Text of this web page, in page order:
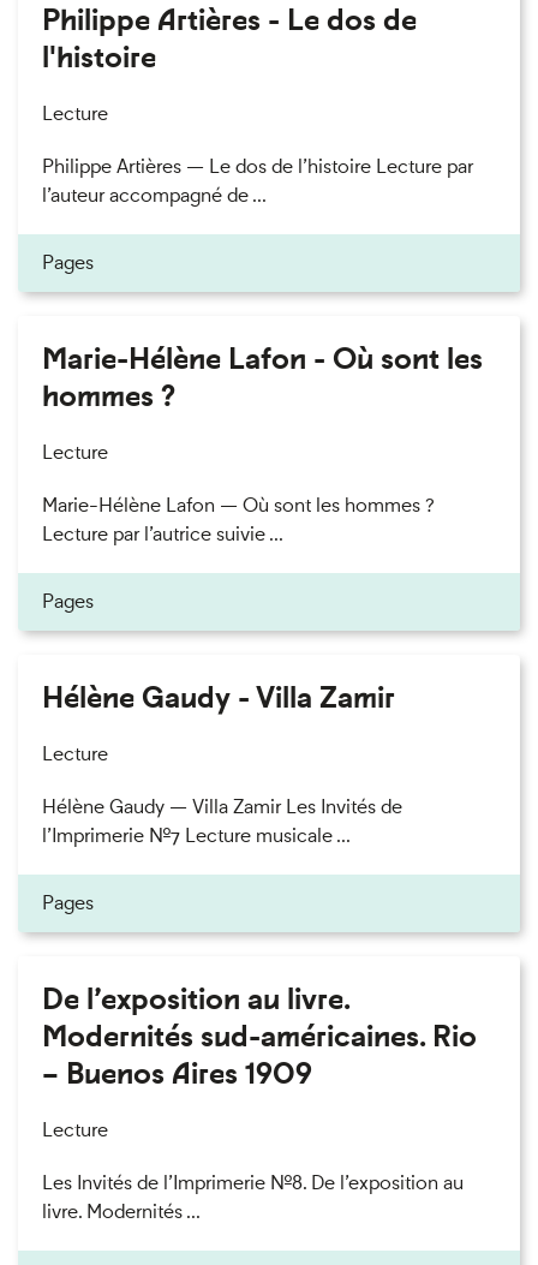
Philippe Artières - Le dos de
l'histoire
Lecture
Philippe Artières — Le dos de l’histoire Lecture par
l’auteur accompagné de ...
Pages
Marie-Hélène Lafon - Où sont les
hommes ?
Lecture
Marie-Hélène Lafon — Où sont les hommes ?
Lecture par l’autrice suivie ...
Pages
Hélène Gaudy - Villa Zamir
Lecture
Hélène Gaudy — Villa Zamir Les Invités de
l’Imprimerie n°7 Lecture musicale ...
Pages
De l’exposition au livre.
Modernités sud-américaines. Rio
– Buenos Aires 1909
Lecture
Les Invités de l’Imprimerie n°8. De l’exposition au
livre. Modernités ...